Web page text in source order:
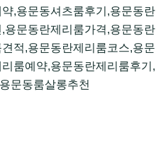
,용문동셔츠룸후기,용문동란
문동란제리룸가격,용문동란
적,용문동란제리룸코스,용문
룸예약,용문동란제리룸후기,
문동룸살롱추천